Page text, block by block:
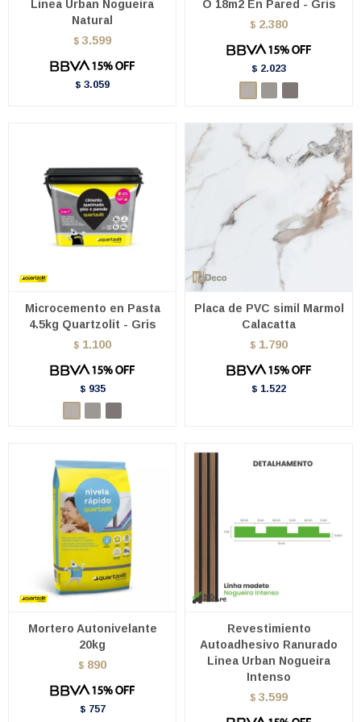
Linea Urban Nogueira
Natural
$ 3.599
$ 3.059
O 18m2 En Pared - Gris
$ 2.380
$ 2.023
Microcemento en Pasta
4.5kg Quartzolit - Gris
$ 1.100
$ 935
Placa de PVC simil Marmol
Calacatta
$ 1.790
$ 1.522
Mortero Autonivelante
20kg
$ 890
$ 757
Revestimiento
Autoadhesivo Ranurado
Linea Urban Nogueira
Intenso
$ 3.599